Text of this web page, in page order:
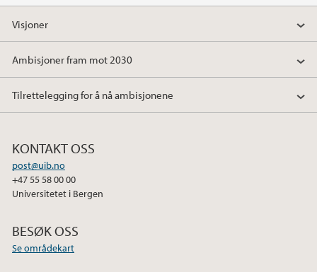
Visjoner
Ambisjoner fram mot 2030
Tilrettelegging for å nå ambisjonene
KONTAKT OSS
post@uib.no
+47 55 58 00 00
Universitetet i Bergen
BESØK OSS
Se områdekart